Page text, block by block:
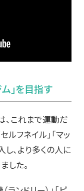
」を目指す
、これまで運動だ
ルフネイル」「マッ
、より多くの人に
した。